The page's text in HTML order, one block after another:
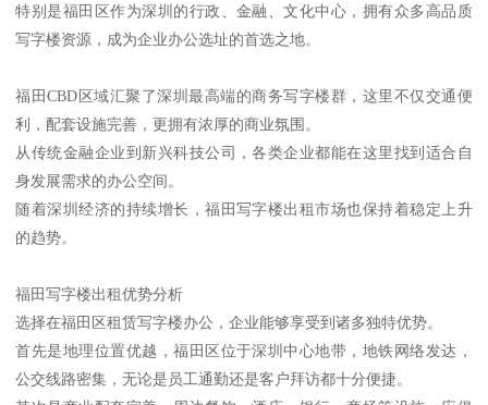
特别是福田区作为深圳的行政、金融、文化中心，拥有众多高品质
写字楼资源，成为企业办公选址的首选之地。
福田CBD区域汇聚了深圳最高端的商务写字楼群，这里不仅交通便
利，配套设施完善，更拥有浓厚的商业氛围。
从传统金融企业到新兴科技公司，各类企业都能在这里找到适合自
身发展需求的办公空间。
随着深圳经济的持续增长，福田写字楼出租市场也保持着稳定上升
的趋势。
福田写字楼出租优势分析
选择在福田区租赁写字楼办公，企业能够享受到诸多独特优势。
首先是地理位置优越，福田区位于深圳中心地带，地铁网络发达，
公交线路密集，无论是员工通勤还是客户拜访都十分便捷。